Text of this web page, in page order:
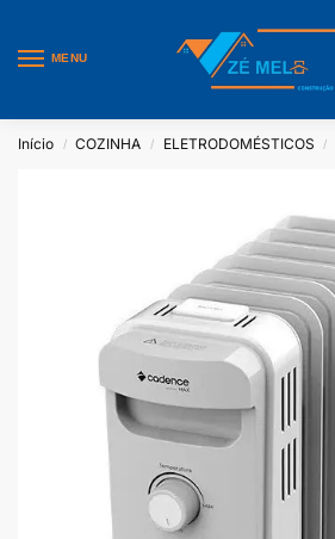
MENU
Início / COZINHA / ELETRODOMÉSTICOS /